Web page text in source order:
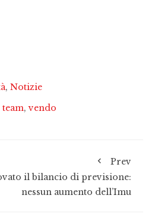
, Notizie
team,vendo
Prev
il bilancio di previsione:
nessun aumento dell’Imu